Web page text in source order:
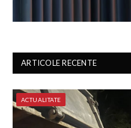
ARTICOLE RECENTE
ACTUALITATE